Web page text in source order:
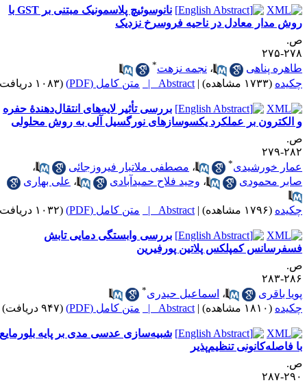
نانوسوئیچ پلاسمونیک مبتنی بر GST با
مدار معادل در ناحیه فروسرخ نزدیک
۲۷۵
پناهی
،نجمه نزهت *
(۱۷۳۳ مشاهده) |
Abstract | متن کامل (PDF) (۱۰۸۳ دریافت)
بررسی تأثیر لایه‌های انتقال‌دهندۀ حفره
الکترون بر عملکرد یکسوسازهای نورگسیل آلی به روش محلولی
۲۷۹
خورشیدی
،مصطفی ملاتبار فیروزجائی
،
محمودی
،وحید فلاح حمیدآبادی ،علی بهاری
(۱۷۹۶ مشاهده) |
Abstract | متن کامل (PDF) (۱۰۳۲ دریافت)
بررسی وابستگی دمایی تابش
کمپلکس پلاتین پورفیرین
۲۸۳
باقری
،اسماعیل حیدری
(۱۸۱۰ مشاهده) |
Abstract | متن کامل (PDF) (۹۴۷ دریافت)
شبیه‌‌سازی عدسی مدی بر پایه بلورمایع
فاصله‌‌کانونی تنظیم‌‌پذیر
۲۸۷